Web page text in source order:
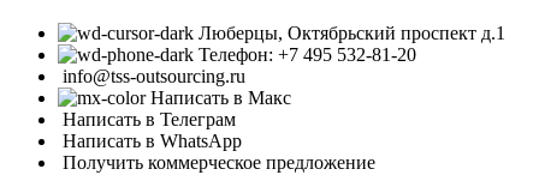
Люберцы, Октябрьский проспект д.1
Телефон: +7 495 532-81-20
info@tss-outsourcing.ru
Написать в Макс
Написать в Телеграм
Написать в WhatsApp
Получить коммерческое предложение